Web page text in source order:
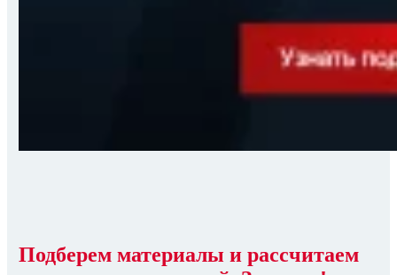
Подберем материалы и рассчитаем